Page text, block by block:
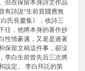
但在保留本身詩文作品
有詩說“生前貧賤應無
氏長慶集》，收詩三
往，他將本身的著作抄
性情豪邁，又老是過著
保留文稿這件事，卻沒
李白生前曾先后三次將
設定。 李白拜託的第